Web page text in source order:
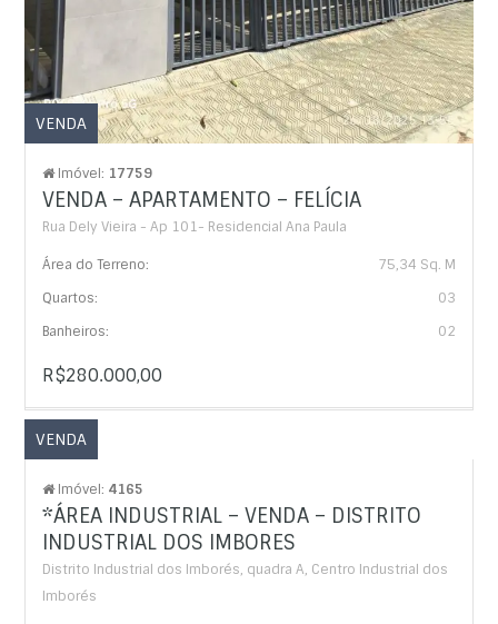
VENDA
Imóvel: 17759
VENDA – APARTAMENTO – FELÍCIA
Rua Dely Vieira - Ap 101- Residencial Ana Paula
Área do Terreno:
75,34 Sq. M
Quartos:
03
Banheiros:
02
R$280.000,00
VENDA
Imóvel: 4165
*ÁREA INDUSTRIAL – VENDA – DISTRITO
INDUSTRIAL DOS IMBORES
Distrito Industrial dos Imborés, quadra A, Centro Industrial dos
Imborés